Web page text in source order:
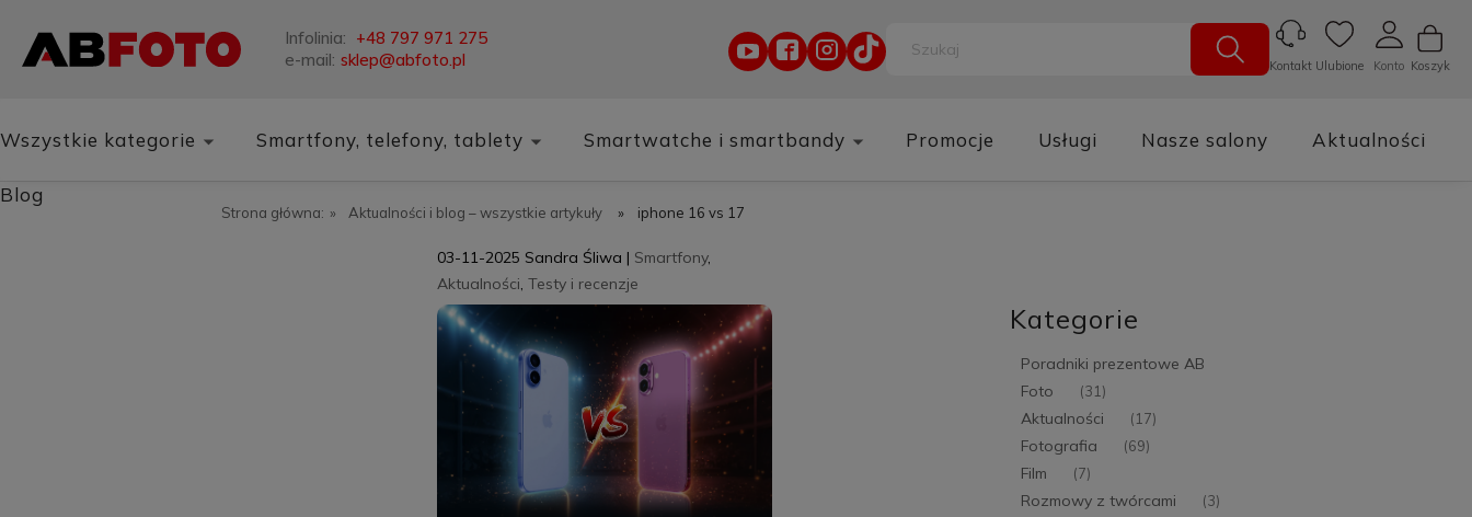
Infolinia: +48 797 971 275
e-mail: sklep@abfoto.pl Koszyk
Konto
Ulubione
Kontakt
Wszystkie kategorie Smartfony, telefony, tablety Smartwatche i smartbandy Promocje Usługi Nasze salony Aktualności
Blog
Strona główna: » Aktualności i blog – wszystkie artykuły » iphone 16 vs 17
03-11-2025 Sandra Śliwa | Smartfony,
Aktualności, Testy i recenzje
Kategorie
Poradniki prezentowe AB
Foto
(31)
Aktualności (17)
Fotografia (69)
Film (7)
Rozmowy z twórcami (3)